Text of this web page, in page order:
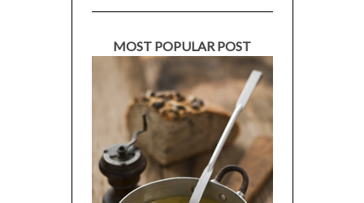
MOST POPULAR POST